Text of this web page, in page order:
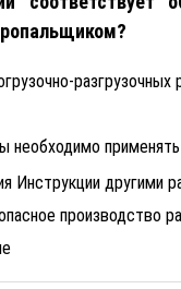
необходимо
Инструкции другими
производство